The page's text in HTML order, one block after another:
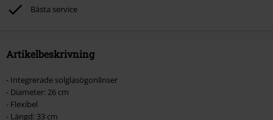
Bästa service
Artikelbeskrivning
- Integrerade solglasögonlinser
- Diameter: 26 cm
- Flexibel
- Längd: 33 cm